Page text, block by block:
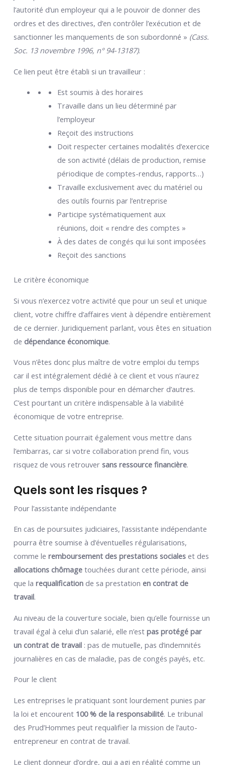
l’autorité d’un employeur qui a le pouvoir de donner des
ordres et des directives, d’en contrôler l’exécution et de
sanctionner les manquements de son subordonné » (Cass.
Soc. 13 novembre 1996, n° 94-13187).
Ce lien peut être établi si un travailleur :
Est soumis à des horaires
Travaille dans un lieu déterminé par
l’employeur
Reçoit des instructions
Doit respecter certaines modalités d’exercice
de son activité (délais de production, remise
périodique de comptes-rendus, rapports…)
Travaille exclusivement avec du matériel ou
des outils fournis par l’entreprise
Participe systématiquement aux
réunions, doit « rendre des comptes »
À des dates de congés qui lui sont imposées
Reçoit des sanctions
Le critère économique
Si vous n’exercez votre activité que pour un seul et unique
client, votre chiffre d’affaires vient à dépendre entièrement
de ce dernier. Juridiquement parlant, vous êtes en situation
de dépendance économique.
Vous n’êtes donc plus maître de votre emploi du temps
car il est intégralement dédié à ce client et vous n’aurez
plus de temps disponible pour en démarcher d’autres.
C’est pourtant un critère indispensable à la viabilité
économique de votre entreprise.
Cette situation pourrait également vous mettre dans
l’embarras, car si votre collaboration prend fin, vous
risquez de vous retrouver sans ressource financière.
Quels sont les risques ?
Pour l’assistante indépendante
En cas de poursuites judiciaires, l’assistante indépendante
pourra être soumise à d’éventuelles régularisations,
comme le remboursement des prestations socialeset des
allocations chômagetouchées durant cette période, ainsi
que la requalificationde sa prestation en contrat de
travail.
Au niveau de la couverture sociale, bien qu’elle fournisse un
travail égal à celui d’un salarié, elle n’est pas protégé par
un contrat de travail: pas de mutuelle, pas d’indemnités
journalières en cas de maladie, pas de congés payés, etc.
Pour le client
Les entreprises le pratiquant sont lourdement punies par
la loi et encourent 100 % de la responsabilité. Le tribunal
des Prud’Hommes peut requalifier la mission de l’auto-
entrepreneur en contrat de travail.
Le client donneur d’ordre, qui a agi en réalité comme un